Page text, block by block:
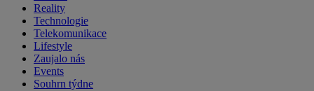
Reality
Technologie
Telekomunikace
Lifestyle
Zaujalo nás
Events
Souhrn týdne